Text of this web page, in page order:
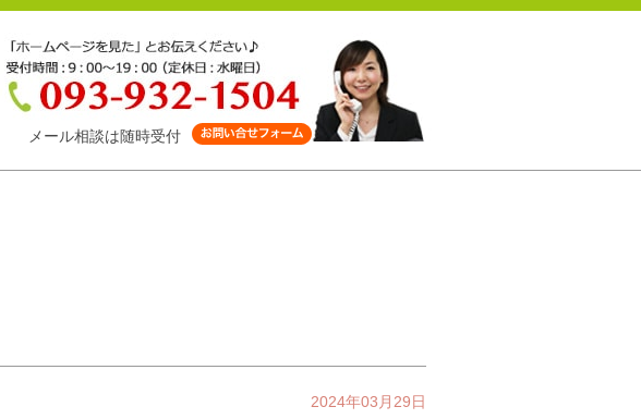
メール相談は随時受付
2024年03月29日